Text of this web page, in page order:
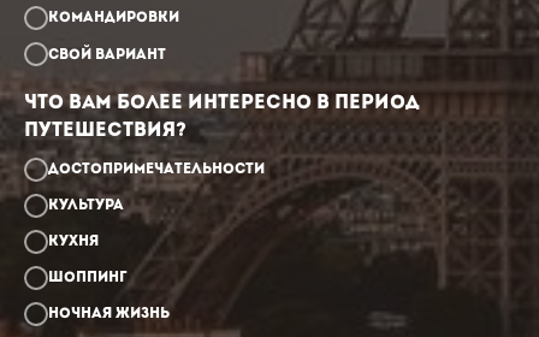
Командировки
Свой вариант
Что Вам более интересно в период
путешествия?
Достопримечательности
Культура
Кухня
Шоппинг
Ночная жизнь